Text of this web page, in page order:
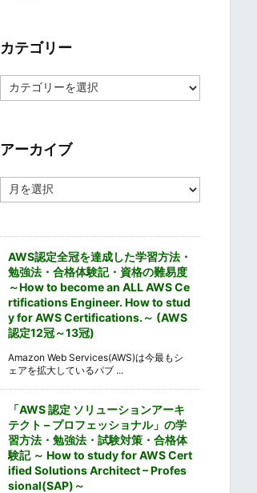
カテゴリー
テ
ー
アーカイブ
ー
AWS認定全冠を達成した学習方法・
勉強法・合格体験記・資格の難易度
～How to become an ALL AWS Ce
rtifications Engineer. How to stud
y for AWS Certifications.～ (AWS
認定12冠～13冠)
Amazon Web Services(AWS)は今最もシ
ェアを拡大しているパブ ...
「AWS 認定 ソリューションアーキ
テクト – プロフェッショナル」の学
習方法・勉強法・試験対策・合格体
験記 ～ How to study for AWS Cert
ified Solutions Architect – Profes
sional(SAP)～